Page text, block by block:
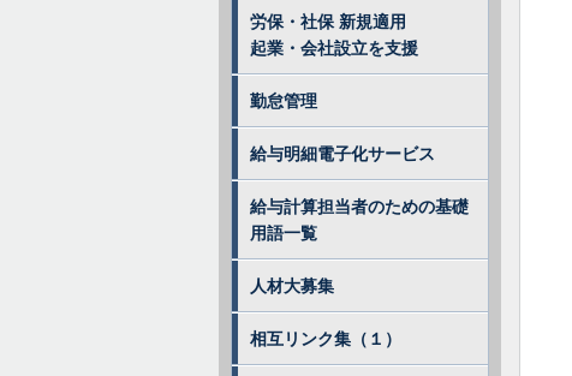
労保・社保 新規適用
起業・会社設立を支援
勤怠管理
給与明細電子化サービス
給与計算担当者のための基礎
用語一覧
人材大募集
相互リンク集（１）